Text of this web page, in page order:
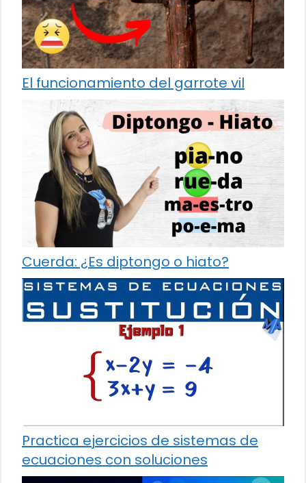
El funcionamiento del garrote vil
Cuerda: ¿Es diptongo o hiato?
Practica ejercicios de sistemas de
ecuaciones con soluciones